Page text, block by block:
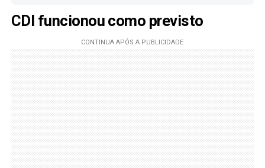
CDI funcionou como previsto